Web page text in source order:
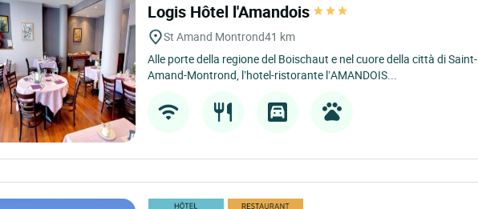
Logis Hôtel l'Amandois
St Amand Montrond41 km
Alle porte della regione del Boischaut e nel cuore della città di Saint-
Amand-Montrond, l’hotel-ristorante l’AMANDOIS...